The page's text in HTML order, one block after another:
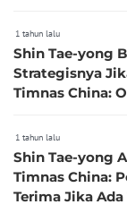
1 tahun lalu
Shin Tae-yong
Strategisnya
Timnas China:
1 tahun lalu
Shin Tae-yong
Timnas China:
Terima Jika Ada